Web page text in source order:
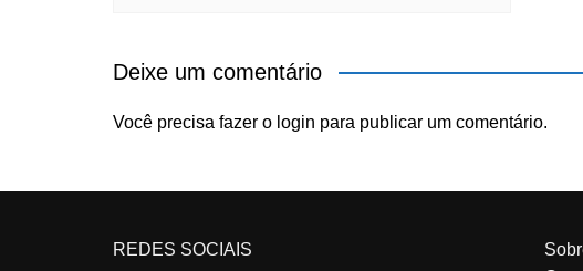
Deixe um comentário
Você precisa fazer o login para publicar um comentário.
REDES SOCIAIS